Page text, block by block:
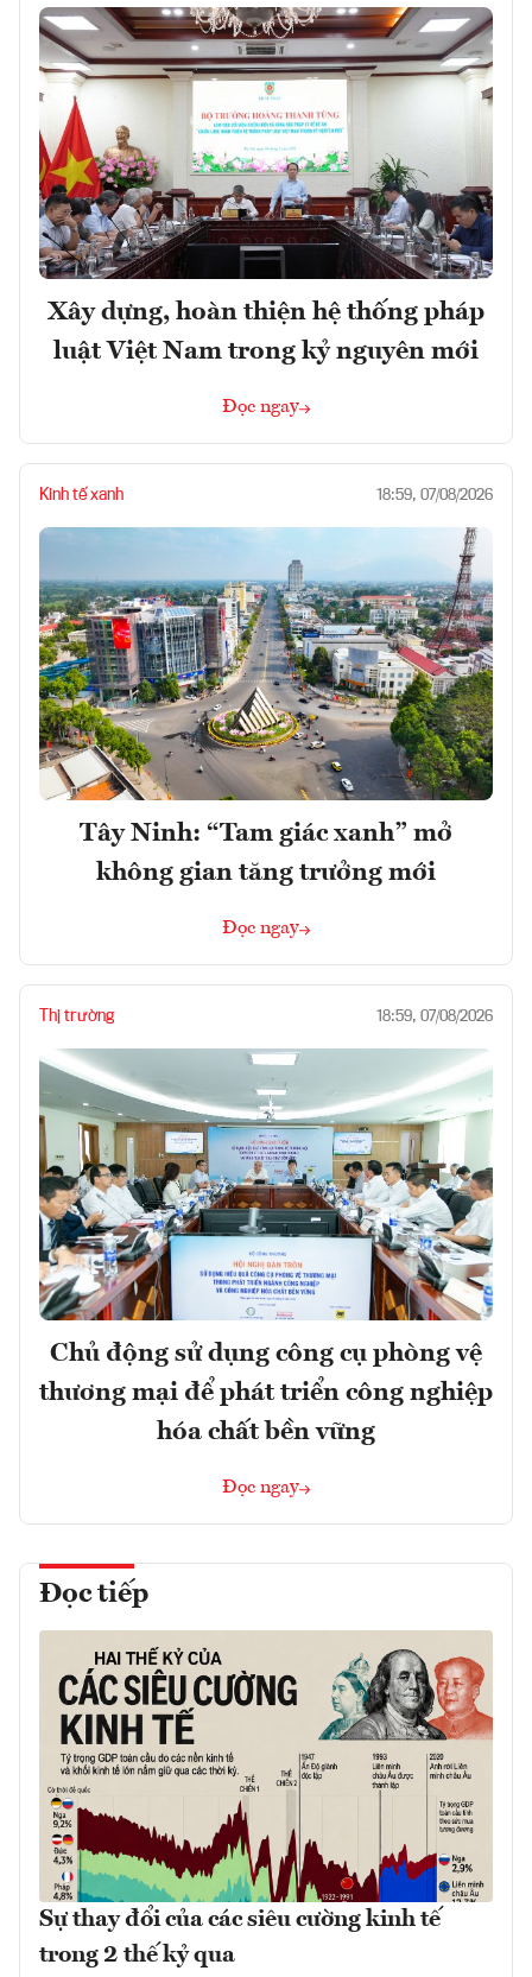
Xây dựng, hoàn thiện hệ thống pháp
luật Việt Nam trong kỷ nguyên mới
Đọc ngay
Kinh tế xanh 18:59, 07/08/2026
Tây Ninh: “Tam giác xanh” mở
không gian tăng trưởng mới
Đọc ngay
Thị trường 18:59, 07/08/2026
Chủ động sử dụng công cụ phòng vệ
thương mại để phát triển công nghiệp
hóa chất bền vững
Đọc ngay
Đọc tiếp
Sự thay đổi của các siêu cường kinh tế
trong 2 thế kỷ qua